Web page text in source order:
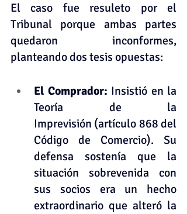
El caso fue resuleto por el
Tribunal porque ambas partes
quedaron inconformes,
planteando dos tesis opuestas:
El Comprador: Insistió en la
Teoría de la
Imprevisión (artículo 868 del
Código de Comercio). Su
defensa sostenía que la
situación sobrevenida con
sus socios era un hecho
extraordinario que alteró la